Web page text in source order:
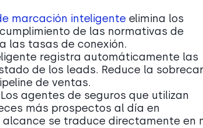
marcación inteligente elimina los
de las normativas de
las tasas de conexión.
registra automáticamente las
de los leads. Reduce la
de ventas.
agentes de seguros que utilizan
más prospectos al día en
se traduce directamente en